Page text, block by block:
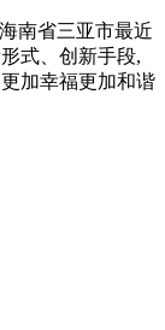
南省三亚市最近
式、创新手段,
加幸福更加和谐